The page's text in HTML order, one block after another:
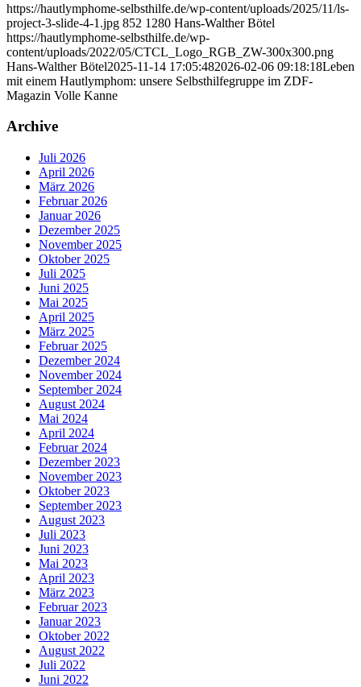
https://hautlymphome-selbsthilfe.de/wp-content/uploads/2025/11/ls-
project-3-slide-4-1.jpg 852 1280 Hans-Walther Bötel
https://hautlymphome-selbsthilfe.de/wp-
content/uploads/2022/05/CTCL_Logo_RGB_ZW-300x300.png
Hans-Walther Bötel2025-11-14 17:05:482026-02-06 09:18:18Leben
mit einem Hautlymphom: unsere Selbsthilfegruppe im ZDF-
Magazin Volle Kanne
Archive
Juli 2026
April 2026
März 2026
Februar 2026
Januar 2026
Dezember 2025
November 2025
Oktober 2025
Juli 2025
Juni 2025
Mai 2025
April 2025
März 2025
Februar 2025
Dezember 2024
November 2024
September 2024
August 2024
Mai 2024
April 2024
Februar 2024
Dezember 2023
November 2023
Oktober 2023
September 2023
August 2023
Juli 2023
Juni 2023
Mai 2023
April 2023
März 2023
Februar 2023
Januar 2023
Oktober 2022
August 2022
Juli 2022
Juni 2022